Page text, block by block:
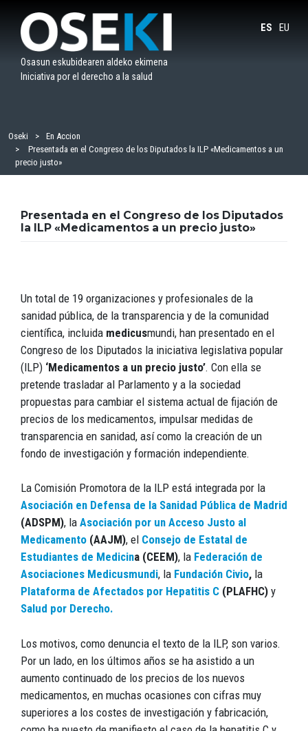
contenido
Osasun eskubidearen aldeko ekimena
Iniciativa por el derecho a la salud
ES EU
Oseki
En Accion
Presentada en el Congreso de los Diputados la ILP «Medicamentos a un
precio justo»
Presentada en el Congreso de los Diputados
la ILP «Medicamentos a un precio justo»
Un total de 19 organizaciones y profesionales de la
sanidad pública, de la transparencia y de la comunidad
científica, incluida medicusmundi, han presentado en el
Congreso de los Diputados la iniciativa legislativa popular
(ILP) ‘Medicamentos a un precio justo’. Con ella se
pretende trasladar al Parlamento y a la sociedad
propuestas para cambiar el sistema actual de fijación de
precios de los medicamentos, impulsar medidas de
transparencia en sanidad, así como la creación de un
fondo de investigación y formación independiente.
La Comisión Promotora de la ILP está integrada por la
Asociación en Defensa de la Sanidad Pública de Madrid
(ADSPM), la Asociación por un Acceso Justo al
Medicamento (AAJM), el Consejo de Estatal de
Estudiantes de Medicina (CEEM), la Federación de
Asociaciones Medicusmundi, la Fundación Civio, la
Plataforma de Afectados por Hepatitis C (PLAFHC) y
Salud por Derecho.
Los motivos, como denuncia el texto de la ILP, son varios.
Por un lado, en los últimos años se ha asistido a un
aumento continuado de los precios de los nuevos
medicamentos, en muchas ocasiones con cifras muy
superiores a los costes de investigación y fabricación,